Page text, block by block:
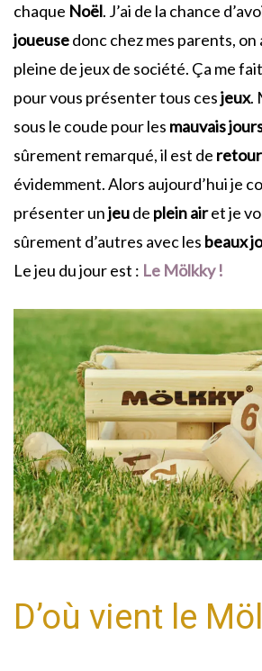
chaque Noël. J’ai de la chance
joueusedonc chez mes parents, on
pleine de jeux de société. Ça me
pour vous présenter tous cesjeux.
sous le coude pour les mauvais
sûrement remarqué, il est de retour
évidemment. Alors aujourd’hui je
présenter unjeude plein airet je
sûrement d’autres avec les beaux
Le jeu du jour est : Le Mölkky !
D’où vient le